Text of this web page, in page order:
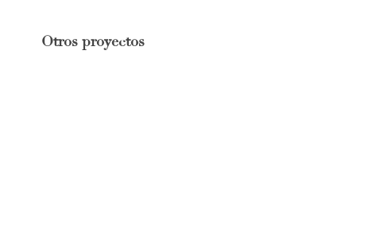
Otros proyectos